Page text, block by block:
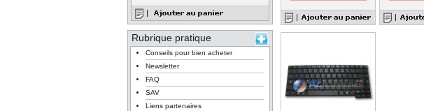
Rubrique pratique
Conseils pour bien acheter
Newsletter
FAQ
SAV
Liens partenaires